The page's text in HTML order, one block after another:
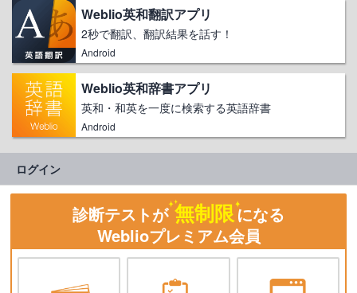
Weblio英和翻訳アプリ
2秒で翻訳、翻訳結果を話す！
Android
Weblio英和辞書アプリ
英和・和英を一度に検索する英語辞書
Android
ログイン
診断テストが 無制限になる
Weblioプレミアム会員